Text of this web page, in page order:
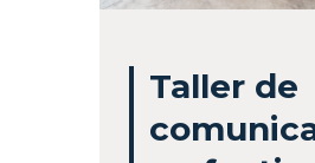
Taller de